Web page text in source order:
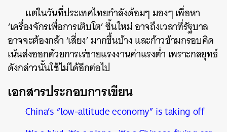
แต่ในวันที่ประเทศไทยกำลังด้อมๆ มองๆ เพื่อหา
‘เครื่องจักรเพื่อการเติบโต’ ชิ้นใหม่ อาจถึงเวลาที่รัฐบาล
อาจจะต้องกล้า ‘เสี่ยง’ มากขึ้นบ้าง และก้าวข้ามกรอบคิด
เน้นส่งออกด้วยการเร่ขายแรงงานค่าแรงต่ำ เพราะกลยุทธ์
ดังกล่าวนั้นใช้ไม่ได้อีกต่อไป
เอกสารประกอบการเขียน
China’s “low-altitude economy” is taking off